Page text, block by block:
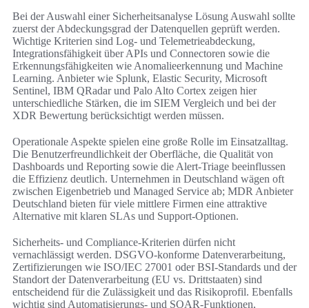
Bei der Auswahl einer Sicherheitsanalyse Lösung Auswahl sollte
zuerst der Abdeckungsgrad der Datenquellen geprüft werden.
Wichtige Kriterien sind Log- und Telemetrieabdeckung,
Integrationsfähigkeit über APIs und Connectoren sowie die
Erkennungsfähigkeiten wie Anomalieerkennung und Machine
Learning. Anbieter wie Splunk, Elastic Security, Microsoft
Sentinel, IBM QRadar und Palo Alto Cortex zeigen hier
unterschiedliche Stärken, die im SIEM Vergleich und bei der
XDR Bewertung berücksichtigt werden müssen.
Operationale Aspekte spielen eine große Rolle im Einsatzalltag.
Die Benutzerfreundlichkeit der Oberfläche, die Qualität von
Dashboards und Reporting sowie die Alert-Triage beeinflussen
die Effizienz deutlich. Unternehmen in Deutschland wägen oft
zwischen Eigenbetrieb und Managed Service ab; MDR Anbieter
Deutschland bieten für viele mittlere Firmen eine attraktive
Alternative mit klaren SLAs und Support-Optionen.
Sicherheits- und Compliance-Kriterien dürfen nicht
vernachlässigt werden. DSGVO-konforme Datenverarbeitung,
Zertifizierungen wie ISO/IEC 27001 oder BSI-Standards und der
Standort der Datenverarbeitung (EU vs. Drittstaaten) sind
entscheidend für die Zulässigkeit und das Risikoprofil. Ebenfalls
wichtig sind Automatisierungs- und SOAR-Funktionen,